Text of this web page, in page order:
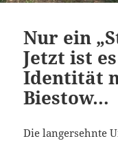
Nur ein
Jetzt ist
Identität
Biestow…
Die langersehnte